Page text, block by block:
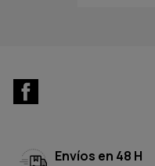
Envíos en 48 H